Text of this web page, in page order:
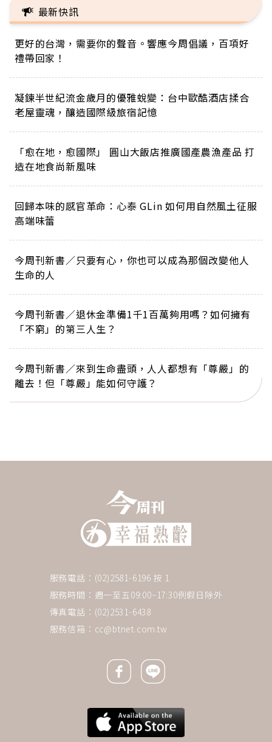
最新快訊
更好的台灣，需要你的聲音。響應今周倡議，百項好
禮帶回家！
凝鍊半世紀流金歲月的優雅蛻變：台中歐酷酒店揉合
老屋靈魂，釀造國際級旅宿記憶
「愈在地，愈國際」 圓山大飯店推廣國產農漁產品 打
造在地食尚新風味
回歸本味的感官革命：心泰 GLin 如何用自然風土征服
高端味蕾
今周刊新書／只要有心，你也可以成為那個改變他人
生命的人
今周刊新書／退休金準備1千1百萬夠用嗎？如何擁有
「不窮」的第三人生？
今周刊新書／來到生命盡頭，人人都想有「尊嚴」的
離去！但「尊嚴」能如何守護？
服務電話：(02)2581-6196 按 1
服務時間：週一至五09:00~17:30例假日除外
傳真電話：(02)2531-6438
服務信箱： cc@btnet.com.tw
Facebook icon
Line icon